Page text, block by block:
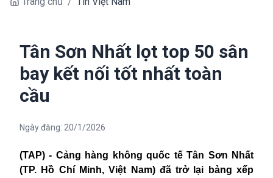
Tân Sơn Nhất lọt top 50 sân
bay kết nối tốt nhất toàn
cầu
Ngày đăng: 20/1/2026
(TAP) - Cảng hàng không quốc tế Tân Sơn Nhất
(TP. Hồ Chí Minh,Việt Nam) đã trở lại bảng xếp